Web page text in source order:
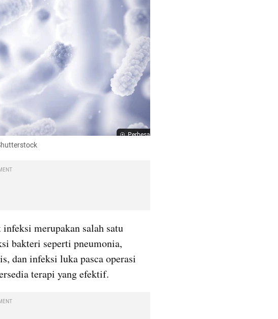
Perbesar
merupakan salah satu
bakteri seperti pneumonia,
dan infeksi luka pasca operasi
terapi yang efektif.